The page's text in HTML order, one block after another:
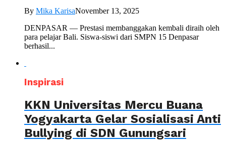
By Mika KarisaNovember 13, 2025
DENPASAR — Prestasi membanggakan kembali diraih oleh
para pelajar Bali. Siswa-siswi dari SMPN 15 Denpasar
berhasil...
Inspirasi
KKN Universitas Mercu Buana
Yogyakarta Gelar Sosialisasi Anti
Bullying di SDN Gunungsari